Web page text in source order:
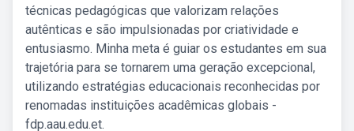
técnicas pedagógicas que valorizam relações
autênticas e são impulsionadas por criatividade e
entusiasmo. Minha meta é guiar os estudantes em sua
trajetória para se tornarem uma geração excepcional,
utilizando estratégias educacionais reconhecidas por
renomadas instituições acadêmicas globais -
fdp.aau.edu.et.